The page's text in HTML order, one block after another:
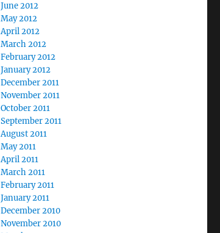
June 2012
May 2012
April 2012
March 2012
February 2012
January 2012
December 2011
November 2011
October 2011
September 2011
August 2011
May 2011
April 2011
March 2011
February 2011
January 2011
December 2010
November 2010